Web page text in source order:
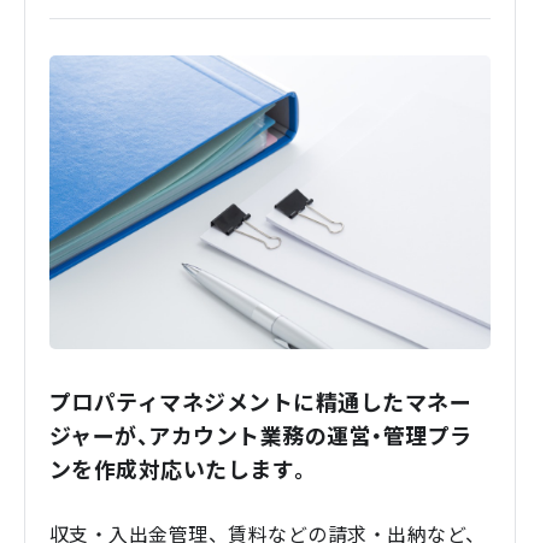
プロパティマネジメントに精通したマネー
ジャーが、アカウント業務の運営・管理プラ
ンを作成対応いたします。
収支・入出金管理、賃料などの請求・出納など、